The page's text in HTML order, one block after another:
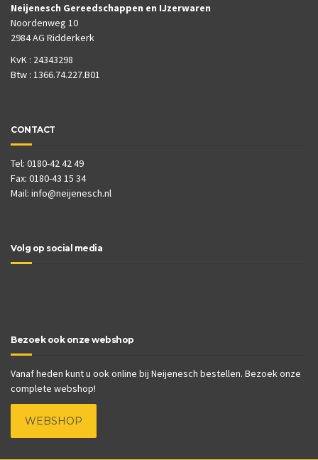
Neijenesch Gereedschappen en IJzerwaren
Noordenweg 10
2984 AG Ridderkerk
KvK : 24343298
Btw : 1366.74.227.B01
CONTACT
Tel: 0180-42 42 49
Fax: 0180-43 15 34
Mail: info@neijenesch.nl
Volg op social media
Bezoek ook onze webshop
Vanaf heden kunt u ook online bij Neijenesch bestellen. Bezoek onze
complete webshop!
WEBSHOP